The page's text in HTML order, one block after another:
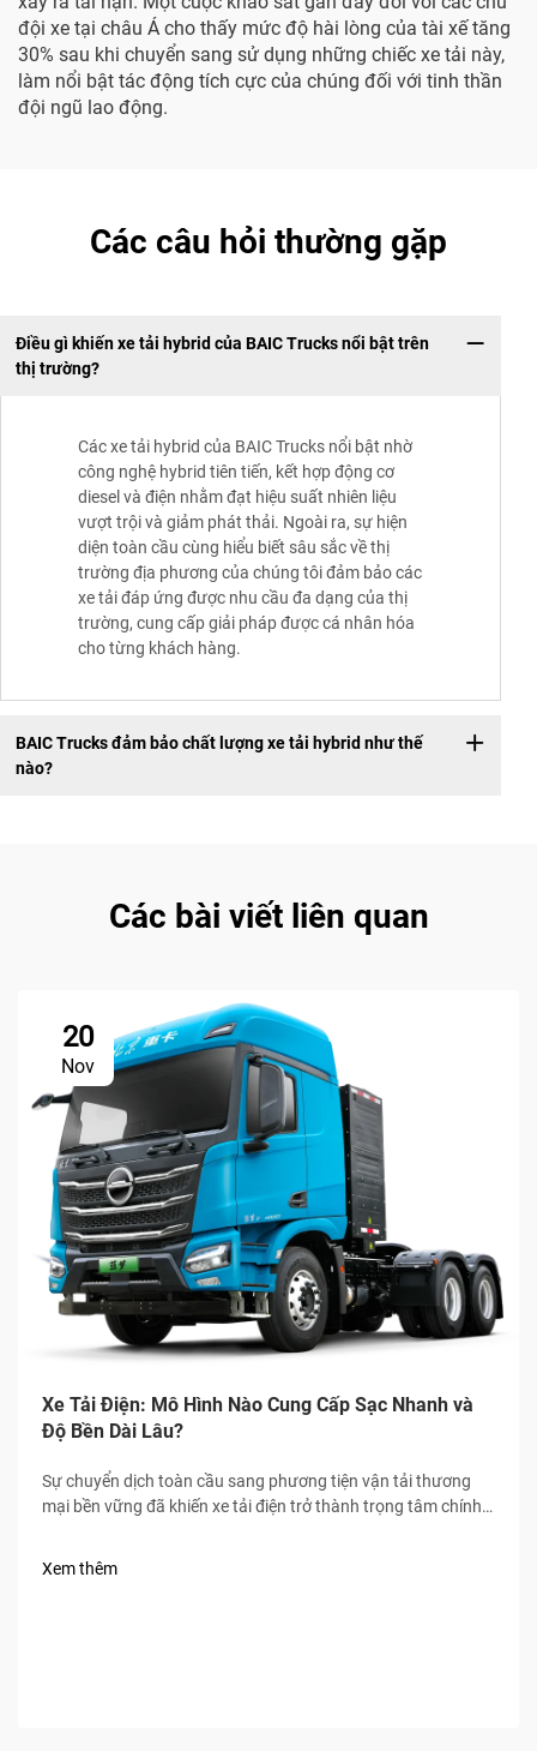
đội xe tại châu Á cho thấy mức độ hài lòng của tài xế tăng
30% sau khi chuyển sang sử dụng những chiếc xe tải này,
làm nổi bật tác động tích cực của chúng đối với tinh thần
đội ngũ lao động.
Các câu hỏi thường gặp
Điều gì khiến xe tải hybrid của BAIC Trucks nổi bật trên
thị trường?
Các xe tải hybrid của BAIC Trucks nổi bật nhờ
công nghệ hybrid tiên tiến, kết hợp động cơ
diesel và điện nhằm đạt hiệu suất nhiên liệu
vượt trội và giảm phát thải. Ngoài ra, sự hiện
diện toàn cầu cùng hiểu biết sâu sắc về thị
trường địa phương của chúng tôi đảm bảo các
xe tải đáp ứng được nhu cầu đa dạng của thị
trường, cung cấp giải pháp được cá nhân hóa
cho từng khách hàng.
BAIC Trucks đảm bảo chất lượng xe tải hybrid như thế
nào?
Các bài viết liên quan
20
Nov
Xe Tải Điện: Mô Hình Nào Cung Cấp Sạc Nhanh và
Độ Bền Dài Lâu?
Sự chuyển dịch toàn cầu sang phương tiện vận tải thương
mại bền vững đã khiến xe tải điện trở thành trọng tâm chính
Xem thêm